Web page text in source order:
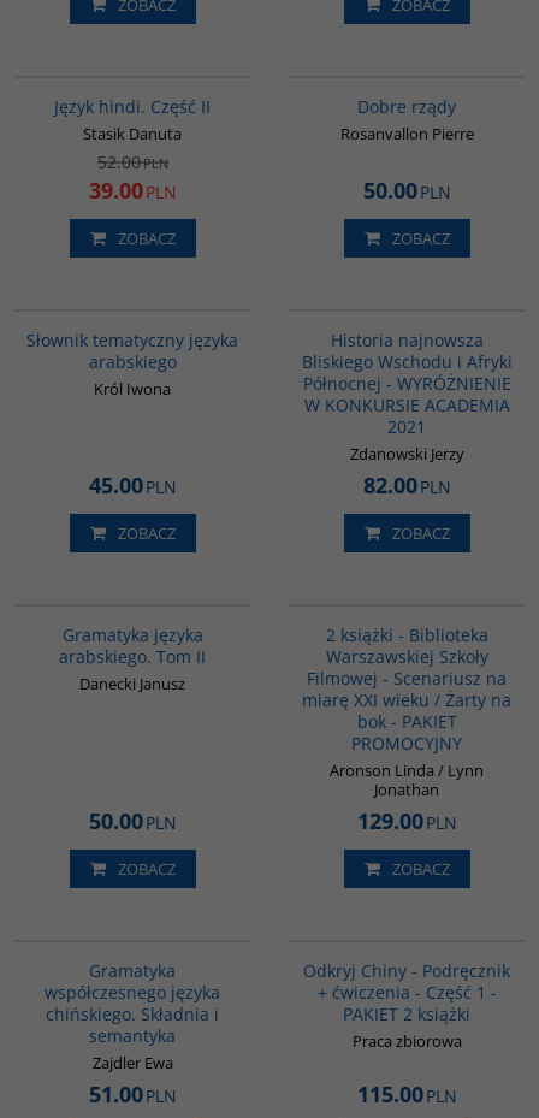
Język hindi. Część II
Stasik Danuta
52.00PLN
39.00PLN
ZOBACZ
Dobre rządy
Rosanvallon Pierre
50.00PLN
ZOBACZ
Słownik tematyczny języka
arabskiego
Król Iwona
45.00PLN
ZOBACZ
Historia najnowsza
Bliskiego Wschodu i Afryki
Północnej - WYRÓŻNIENIE
W KONKURSIE ACADEMIA
2021
Zdanowski Jerzy
82.00PLN
ZOBACZ
Gramatyka języka
arabskiego. Tom II
Danecki Janusz
50.00PLN
ZOBACZ
2 książki - Biblioteka
Warszawskiej Szkoły
Filmowej - Scenariusz na
miarę XXI wieku / Żarty na
bok - PAKIET
PROMOCYJNY
Aronson Linda / Lynn
Jonathan
129.00PLN
ZOBACZ
Gramatyka
współczesnego języka
chińskiego. Składnia i
semantyka
Zajdler Ewa
51.00PLN
Odkryj Chiny - Podręcznik
+ ćwiczenia - Część 1 -
PAKIET 2 książki
Praca zbiorowa
115.00PLN